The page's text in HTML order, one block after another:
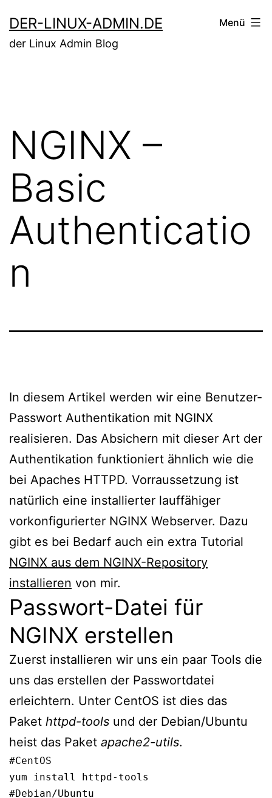
Inhalt
springen
DER-LINUX-ADMIN.DE
der Linux Admin Blog
Menü
NGINX –
Basic
Authenticatio
n
In diesem Artikel werden wir eine Benutzer-
Passwort Authentikation mit NGINX
realisieren. Das Absichern mit dieser Art der
Authentikation funktioniert ähnlich wie die
bei Apaches HTTPD. Vorraussetzung ist
natürlich eine installierter lauffähiger
vorkonfigurierter NGINX Webserver. Dazu
gibt es bei Bedarf auch ein extra Tutorial
NGINX aus dem NGINX-Repository
installieren von mir.
Passwort-Datei für
NGINX erstellen
Zuerst installieren wir uns ein paar Tools die
uns das erstellen der Passwortdatei
erleichtern. Unter CentOS ist dies das
Paket httpd-tools und der Debian/Ubuntu
heist das Paket apache2-utils.
#CentOS
yum install httpd-tools
#Debian/Ubuntu